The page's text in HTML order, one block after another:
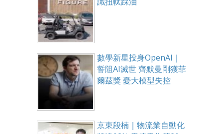
數學新星投身OpenAI｜
誓阻AI滅世 齊默曼剛獲菲
爾茲獎 憂大模型失控
京東段楠｜物流業自動化